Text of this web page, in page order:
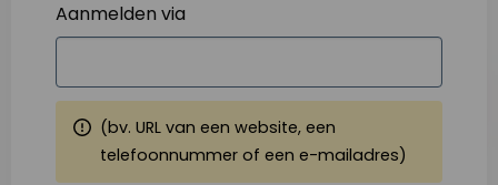
Aanmelden via
(bv. URL van een website, een
telefoonnummer of een e-mailadres)